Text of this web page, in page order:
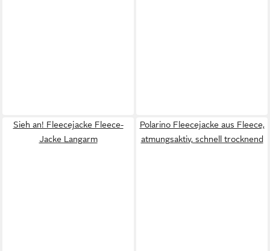
Sieh an! Fleecejacke Fleece-
Jacke Langarm
Polarino Fleecejacke aus Fleece,
atmungsaktiv, schnell trocknend